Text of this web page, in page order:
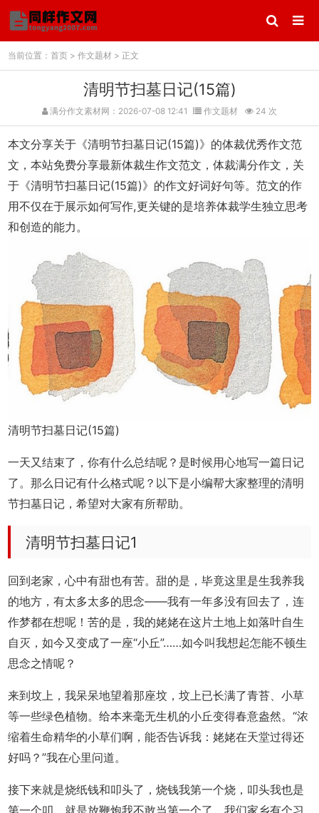
当前位置： 首页> 作文题材 > 正文
清明节扫墓日记(15篇)
满分作文素材网：2026-07-08 12:41 作文题材 24 次
本文分享关于《清明节扫墓日记(15篇)》的体裁优秀作文范
文，本站免费分享最新体裁生作文范文，体裁满分作文，关
于《清明节扫墓日记(15篇)》的作文好词好句等。范文的作
用不仅在于展示如何写作,更关键的是培养体裁学生独立思考
和创造的能力。
清明节扫墓日记(15篇)
一天又结束了，你有什么总结呢？是时候用心地写一篇日记
了。那么日记有什么格式呢？以下是小编帮大家整理的清明
节扫墓日记，希望对大家有所帮助。
清明节扫墓日记1
回到老家，心中有甜也有苦。甜的是，毕竟这里是生我养我
的地方，有太多太多的思念——我有一年多没有回去了，连
作梦都在想呢！苦的是，我的姥姥在这片土地上如落叶自生
自灭，如今又变成了一座“小丘”……如今叫我想起怎能不顿生
思念之情呢？
来到坟上，我呆呆地望着那座坟，坟上已长满了青苔、小草
等一些绿色植物。给本来毫无生机的小丘变得春意盎然。“浓
缩着生命精华的小草们啊，能否告诉我：姥姥在天堂过得还
好吗？”我在心里问道。
接下来就是烧纸钱和叩头了，烧钱我第一个烧，叩头我也是
第一个叩，就是放鞭炮我不敢当第一个了。我们家乡有个习